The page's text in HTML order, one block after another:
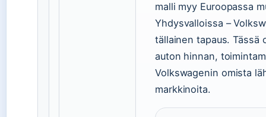
malli myy Euroopassa
Yhdysvalloissa –
tällainen tapaus. Tässä
auton hinnan,
Volkswagenin omista
markkinoita.